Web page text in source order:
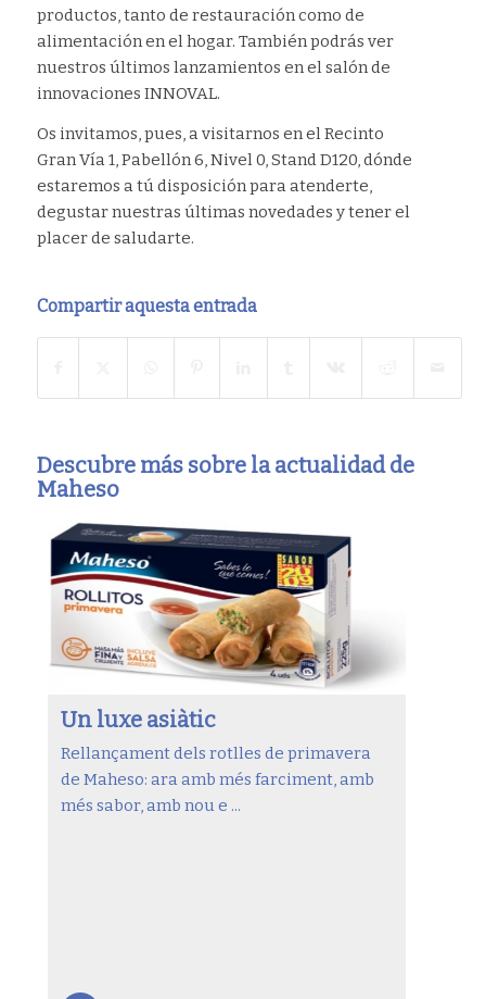
productos, tanto de restauración como de
alimentación en el hogar. También podrás ver
nuestros últimos lanzamientos en el salón de
innovaciones INNOVAL.
Os invitamos, pues, a visitarnos en el Recinto
Gran Vía 1, Pabellón 6, Nivel 0, Stand D120, dónde
estaremos a tú disposición para atenderte,
degustar nuestras últimas novedades y tener el
placer de saludarte.
Compartir aquesta entrada
Descubre más sobre la actualidad de
Maheso
Un luxe asiàtic
Rellançament dels rotlles de primavera
de Maheso: ara amb més farciment, amb
més sabor, amb nou e ...